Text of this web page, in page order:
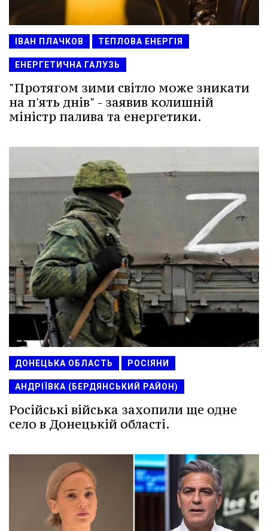
ІВАН ПЛАЧКОВ ТЕПЛОВА ЕНЕРГІЯ
ЕНЕРГЕТИЧНА ГАЛУЗЬ
"Протягом зими світло може зникати
на п'ять днів" - заявив колишній
міністр палива та енергетики.
ДОНЕЦЬКА ОБЛАСТЬ РОСІЯНИ
АНДРІЇВКА (БЕРДЯНСЬКИЙ РАЙОН)
Російські війська захопили ще одне
село в Донецькій області.